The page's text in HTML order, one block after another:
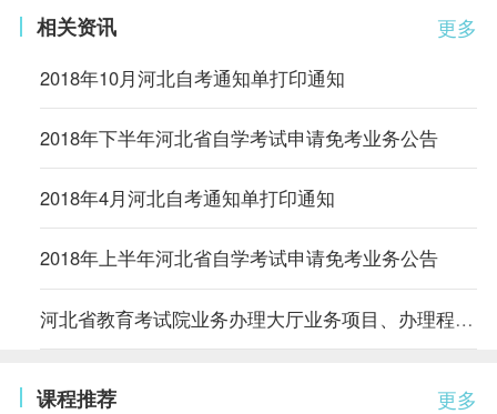
更多
相关资讯
2018年10月河北自考通知单打印通知
2018年下半年河北省自学考试申请免考业务公告
2018年4月河北自考通知单打印通知
2018年上半年河北省自学考试申请免考业务公告
河北省教育考试院业务办理大厅业务项目、办理程序及要求
更多
课程推荐